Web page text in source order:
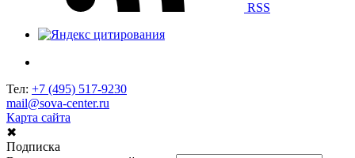
RSS
Тел: +7 (495) 517-9230
mail@sova-center.ru
Карта сайта
✖
Подписка